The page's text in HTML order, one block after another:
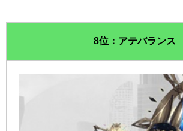
8位：アテバランス